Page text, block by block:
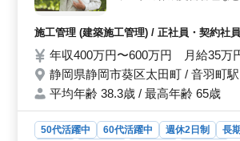
施工管理 (建築施工管理) / 正社員・契約社
年収400万円〜600万円 月給35万
静岡県静岡市葵区太田町 / 音羽町駅
平均年齢 38.3歳 / 最高年齢 65歳
50代活躍中 60代活躍中 週休2日制 長期